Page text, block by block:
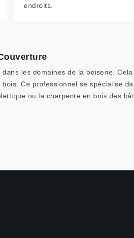
endroits.
les domaines de la boiserie. Cela
Ce professionnel se spécialise
ou la charpente en bois des